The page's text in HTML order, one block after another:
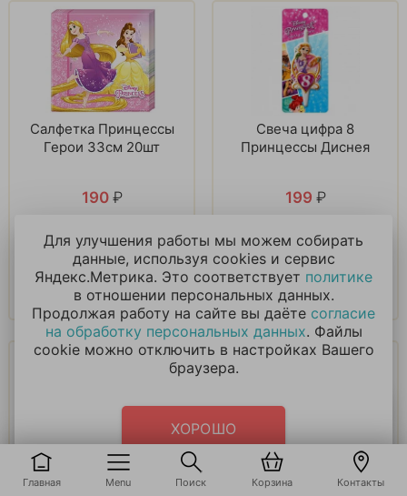
Главная Menu Поиск Корзина Контакты
Салфетка Принцессы
Герои 33см 20шт
190 ₽
В корзину
Купить в 1 клик
Свеча цифра 8
Принцессы Диснея
199 ₽
В корзину
Купить в 1 клик
Свеча цифра 1 с
принцессами Диснея
Тарелки Куклы
Принцессы,
Для улучшения работы мы можем собирать
данные, используя cookies и сервис
Яндекс.Метрика. Это соответствует политике
в отношении персональных данных.
Продолжая работу на сайте вы даёте согласие
на обработку персональных данных. Файлы
cookie можно отключить в настройках Вашего
браузера.
ХОРОШО